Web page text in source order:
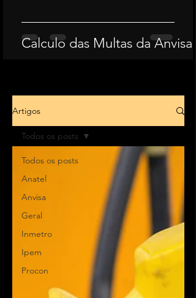
Calculo das Multas da Anvisa
Artigos
Todos os posts
Anatel
Anvisa
Geral
Inmetro
Ipem
Procon
Todos os posts